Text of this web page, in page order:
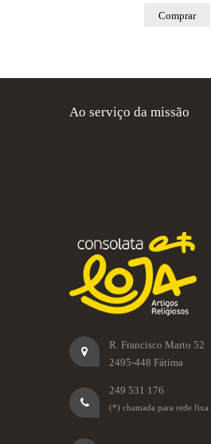
Comprar
Ao serviço da missão
R. Francisco Marto 52
2495-448 Fátima
249 531 176
(*) chamada para rede fixa